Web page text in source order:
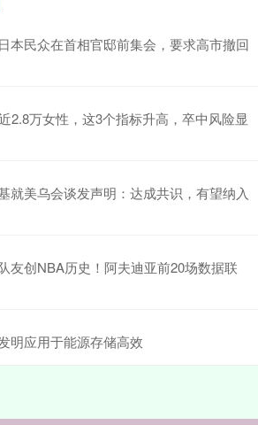
本民众在首相官邸前集会，要求高市撤回
2.8万女性，这3个指标升高，卒中风险显
就美乌会谈发声明：达成共识，有望纳入
友创NBA历史！阿夫迪亚前20场数据联
明应用于能源存储高效